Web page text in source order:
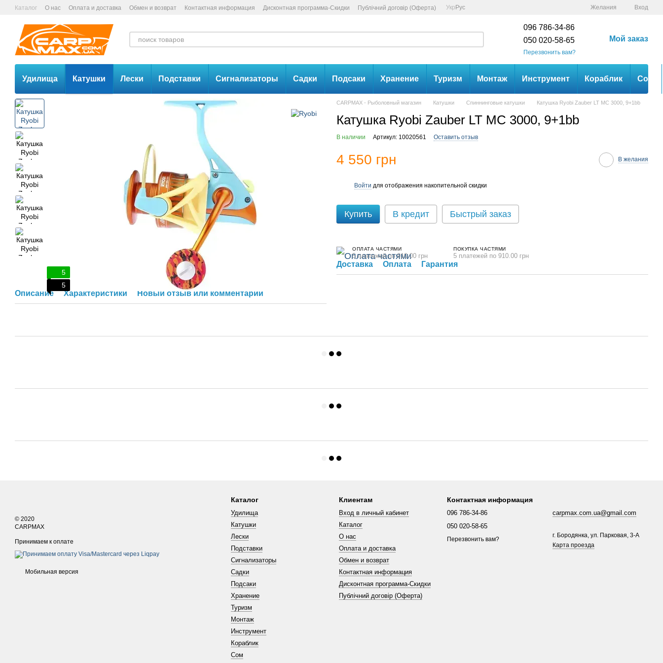
Перейти к основному контенту
Каталог О нас Оплата и доставка Обмен и возврат Контактная информация Дисконтная программа-Скидки Публічний договір (Оферта) Укр Рус Желания Вход
096 786-34-86
050 020-58-65
Перезвонить вам?
Мой заказ
Удилища Катушки Лески Подставки Сигнализаторы Садки Подсаки Хранение Туризм Монтаж Инструмент Кораблик Сом
5
5
Описание Характеристики Новый отзыв или комментарий
CARPMAX - Рыболовный магазин Катушки Спиннинговые катушки Катушка Ryobi Zauber LT MC 3000, 9+1bb
Катушка Ryobi Zauber LT MC 3000, 9+1bb
В наличии Артикул: 10020561 Оставить отзыв
4 550 грн В желания
Войти для отображения накопительной скидки
Купить В кредит Быстрый заказ
ОПЛАТА ЧАСТЯМИ
5 платежей по 910.00 грн
ПОКУПКА ЧАСТЯМИ
5 платежей по 910.00 грн
Доставка Оплата Гарантия
© 2020
CARPMAX
Принимаем к оплате
Мобильная версия
Каталог
Удилища
Катушки
Лески
Подставки
Сигнализаторы
Садки
Подсаки
Хранение
Туризм
Монтаж
Инструмент
Кораблик
Сом
Клиентам
Вход в личный кабинет
Каталог
О нас
Оплата и доставка
Обмен и возврат
Контактная информация
Дисконтная программа-Скидки
Публічний договір (Оферта)
Контактная информация
096 786-34-86
050 020-58-65
Перезвонить вам?
carpmax.com.ua@gmail.com
г. Бородянка, ул. Парковая, 3-A
Карта проезда